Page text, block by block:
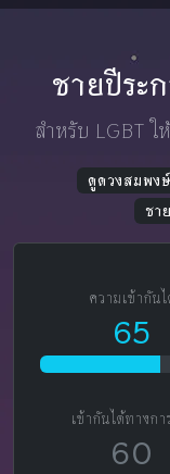
ชายปีระ
สำหรับ LGBT
ดูดวงสมพงษ์
ชา
ความเข้ากัน
65
เข้ากันได้ทางกา
60